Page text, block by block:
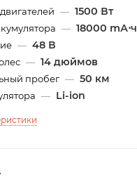
— 1500 Вт
— 18000 mА⋅ч
— 48 В
— 14 дюймов
пробег — 50 км
— Li-ion